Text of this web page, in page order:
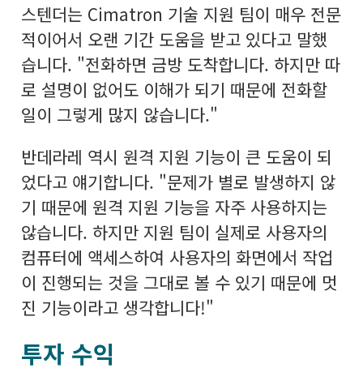
스텐더는 Cimatron 기술 지원 팀이 매우 전문
적이어서 오랜 기간 도움을 받고 있다고 말했
습니다. "전화하면 금방 도착합니다. 하지만 따
로 설명이 없어도 이해가 되기 때문에 전화할
일이 그렇게 많지 않습니다."
반데라레 역시 원격 지원 기능이 큰 도움이 되
었다고 얘기합니다. "문제가 별로 발생하지 않
기 때문에 원격 지원 기능을 자주 사용하지는
않습니다. 하지만 지원 팀이 실제로 사용자의
컴퓨터에 액세스하여 사용자의 화면에서 작업
이 진행되는 것을 그대로 볼 수 있기 때문에 멋
진 기능이라고 생각합니다!"
투자 수익